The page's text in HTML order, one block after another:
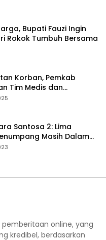
Bupati Fauzi Ingin
Rokok Tumbuh Bersama
Korban, Pemkab
Tim Medis dan
Kalianget
Santosa 2: Lima
Masih Dalam
online, yang
kredibel, berdasarkan